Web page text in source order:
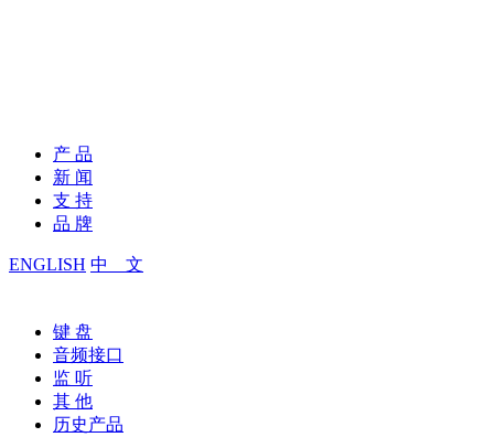
产 品
新 闻
支 持
品 牌
ENGLISH 中 文
键 盘
音频接口
监 听
其 他
历史产品